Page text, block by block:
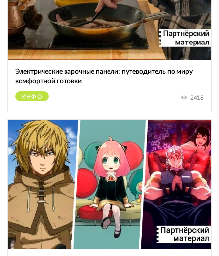
Электрические варочные панели: путеводитель по миру
комфортной готовки
ИНФО 2418